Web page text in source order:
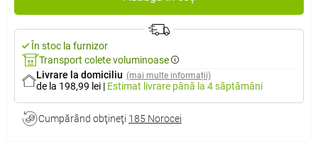
În stoc la furnizor
Transport colete voluminoase
Livrare la domiciliu (mai multe informații)
de la 198,99 lei | Estimat livrare până la 4 săptămâni
Cumpărând obţineţi 185 Norocei